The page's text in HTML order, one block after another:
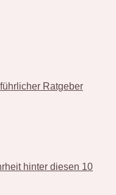
Ratgeber
hinter diesen 10